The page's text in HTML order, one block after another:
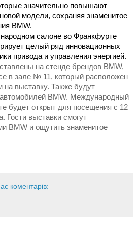
значительно повышают
модели, сохраняя знаменитое
BMW.
салоне во Франкфурте
целый ряд инновационных
привода и управления энергией.
на стенде брендов BMW,
в зале № 11, который расположен
выставку. Также будут
BMW. Международный
будет открыт для посещения с 12
Гости выставки смогут
BMW и ощутить знаменитое
коментарів: